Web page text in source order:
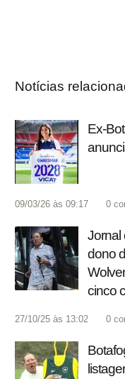
Notícias
Ex-
09/03/26 às 09:17 0
Jornal
dono
cinco
27/10/25 às 13:02 0